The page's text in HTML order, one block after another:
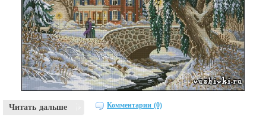
Читать дальше Комментарии (0)